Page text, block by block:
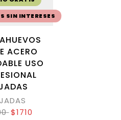
SIN INTERESES
ACERO
USO
$1710